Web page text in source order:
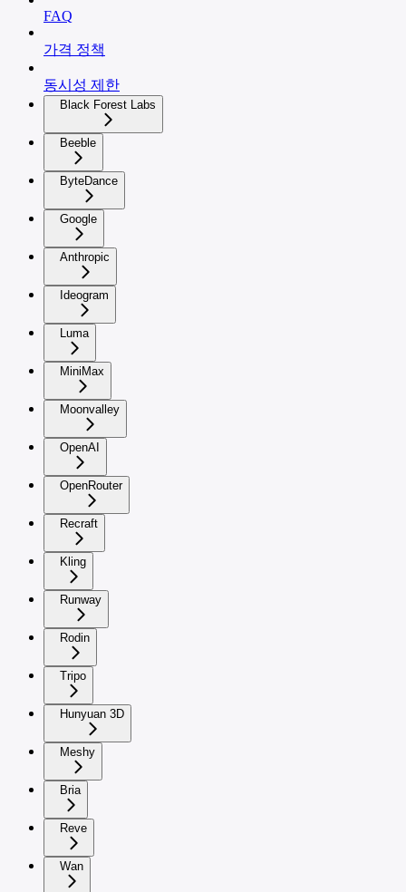
FAQ
가격 정책
동시성 제한
Black Forest Labs
Beeble
ByteDance
Google
Anthropic
Ideogram
Luma
MiniMax
Moonvalley
OpenAI
OpenRouter
Recraft
Kling
Runway
Rodin
Tripo
Hunyuan 3D
Meshy
Bria
Reve
Wan